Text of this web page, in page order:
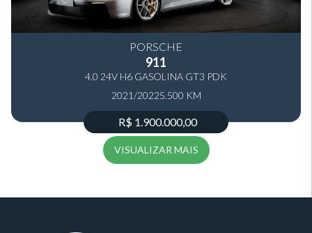
PORSCHE
911
4.0 24V H6 GASOLINA GT3 PDK
2021/20225.500 KM
R$ 1.900.000,00
VISUALIZAR MAIS